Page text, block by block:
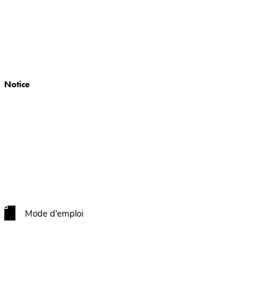
Notice
Mode d'emploi